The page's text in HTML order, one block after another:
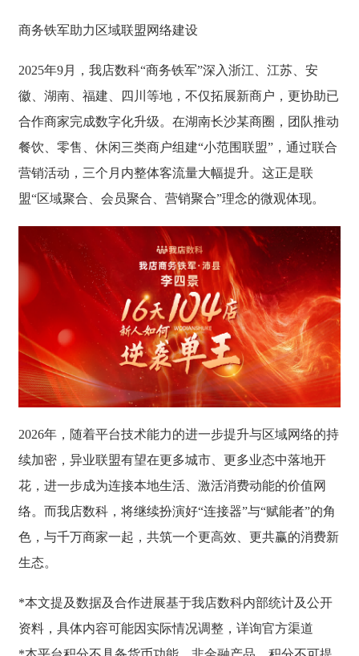
商务铁军助力区域联盟网络建设
2025年9月，我店数科“商务铁军”深入浙江、江苏、安
徽、湖南、福建、四川等地，不仅拓展新商户，更协助已
合作商家完成数字化升级。在湖南长沙某商圈，团队推动
餐饮、零售、休闲三类商户组建“小范围联盟”，通过联合
营销活动，三个月内整体客流量大幅提升。这正是联
盟“区域聚合、会员聚合、营销聚合”理念的微观体现。
2026年，随着平台技术能力的进一步提升与区域网络的持
续加密，异业联盟有望在更多城市、更多业态中落地开
花，进一步成为连接本地生活、激活消费动能的价值网
络。而我店数科，将继续扮演好“连接器”与“赋能者”的角
色，与千万商家一起，共筑一个更高效、更共赢的消费新
生态。
*本文提及数据及合作进展基于我店数科内部统计及公开
资料，具体内容可能因实际情况调整，详询官方渠道